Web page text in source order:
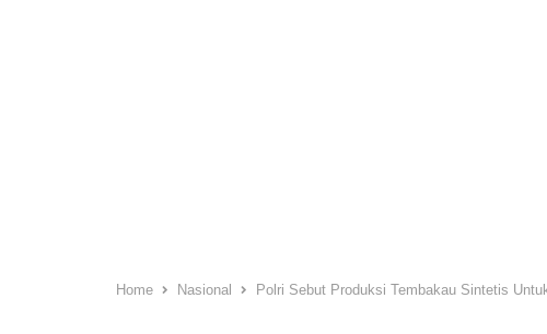
Home Nasional Polri Sebut Produksi Tembakau Sintetis